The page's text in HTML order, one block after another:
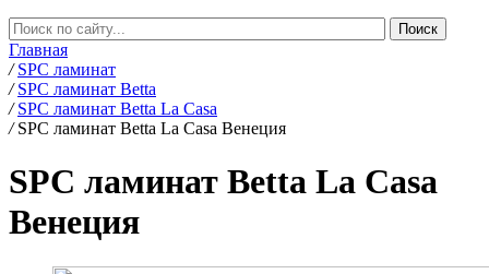
Главная
/ SPC ламинат
/ SPC ламинат Betta
/ SPC ламинат Betta La Casa
/ SPC ламинат Betta La Casa Венеция
SPC ламинат Betta La Casa
Венеция